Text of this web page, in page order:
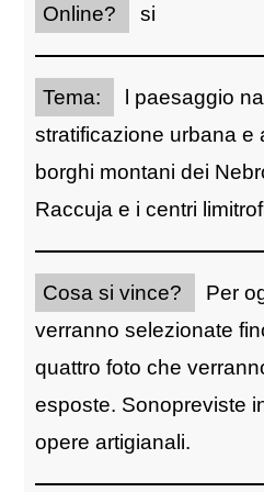
Online? si
Tema:
l paesaggio
stratificazione urbana e
borghi montani dei
Raccuja e i centri
Cosa si vince?
Per
verranno selezionate
quattro foto che
esposte. Sonopreviste
opere artigianali.